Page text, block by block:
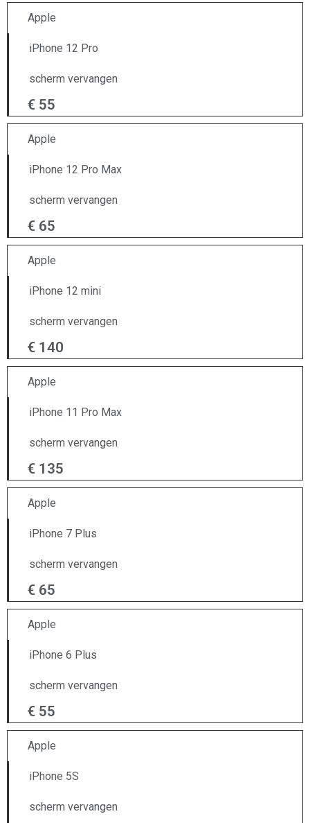
Apple
iPhone 12 Pro
scherm vervangen
€ 55
Apple
iPhone 12 Pro Max
scherm vervangen
€ 65
Apple
iPhone 12 mini
scherm vervangen
€ 140
Apple
iPhone 11 Pro Max
scherm vervangen
€ 135
Apple
iPhone 7 Plus
scherm vervangen
€ 65
Apple
iPhone 6 Plus
scherm vervangen
€ 55
Apple
iPhone 5S
scherm vervangen